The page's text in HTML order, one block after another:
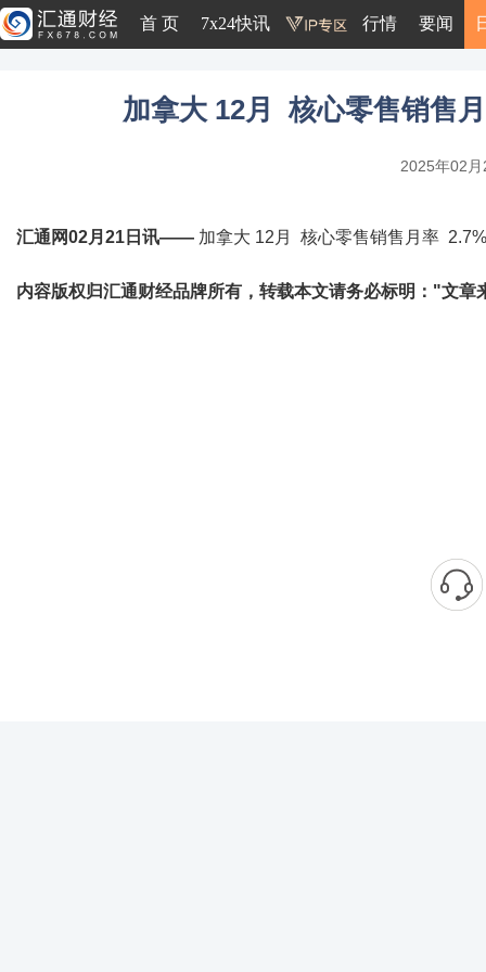
首 页 7x24快讯 行情 要闻
加拿大 12月 核心零售销售
2025年02
汇通网02月21日讯—— 加拿大 12月 核心零售销售月率
内容版权归汇通财经品牌所有，转载本文请务必标明："文章